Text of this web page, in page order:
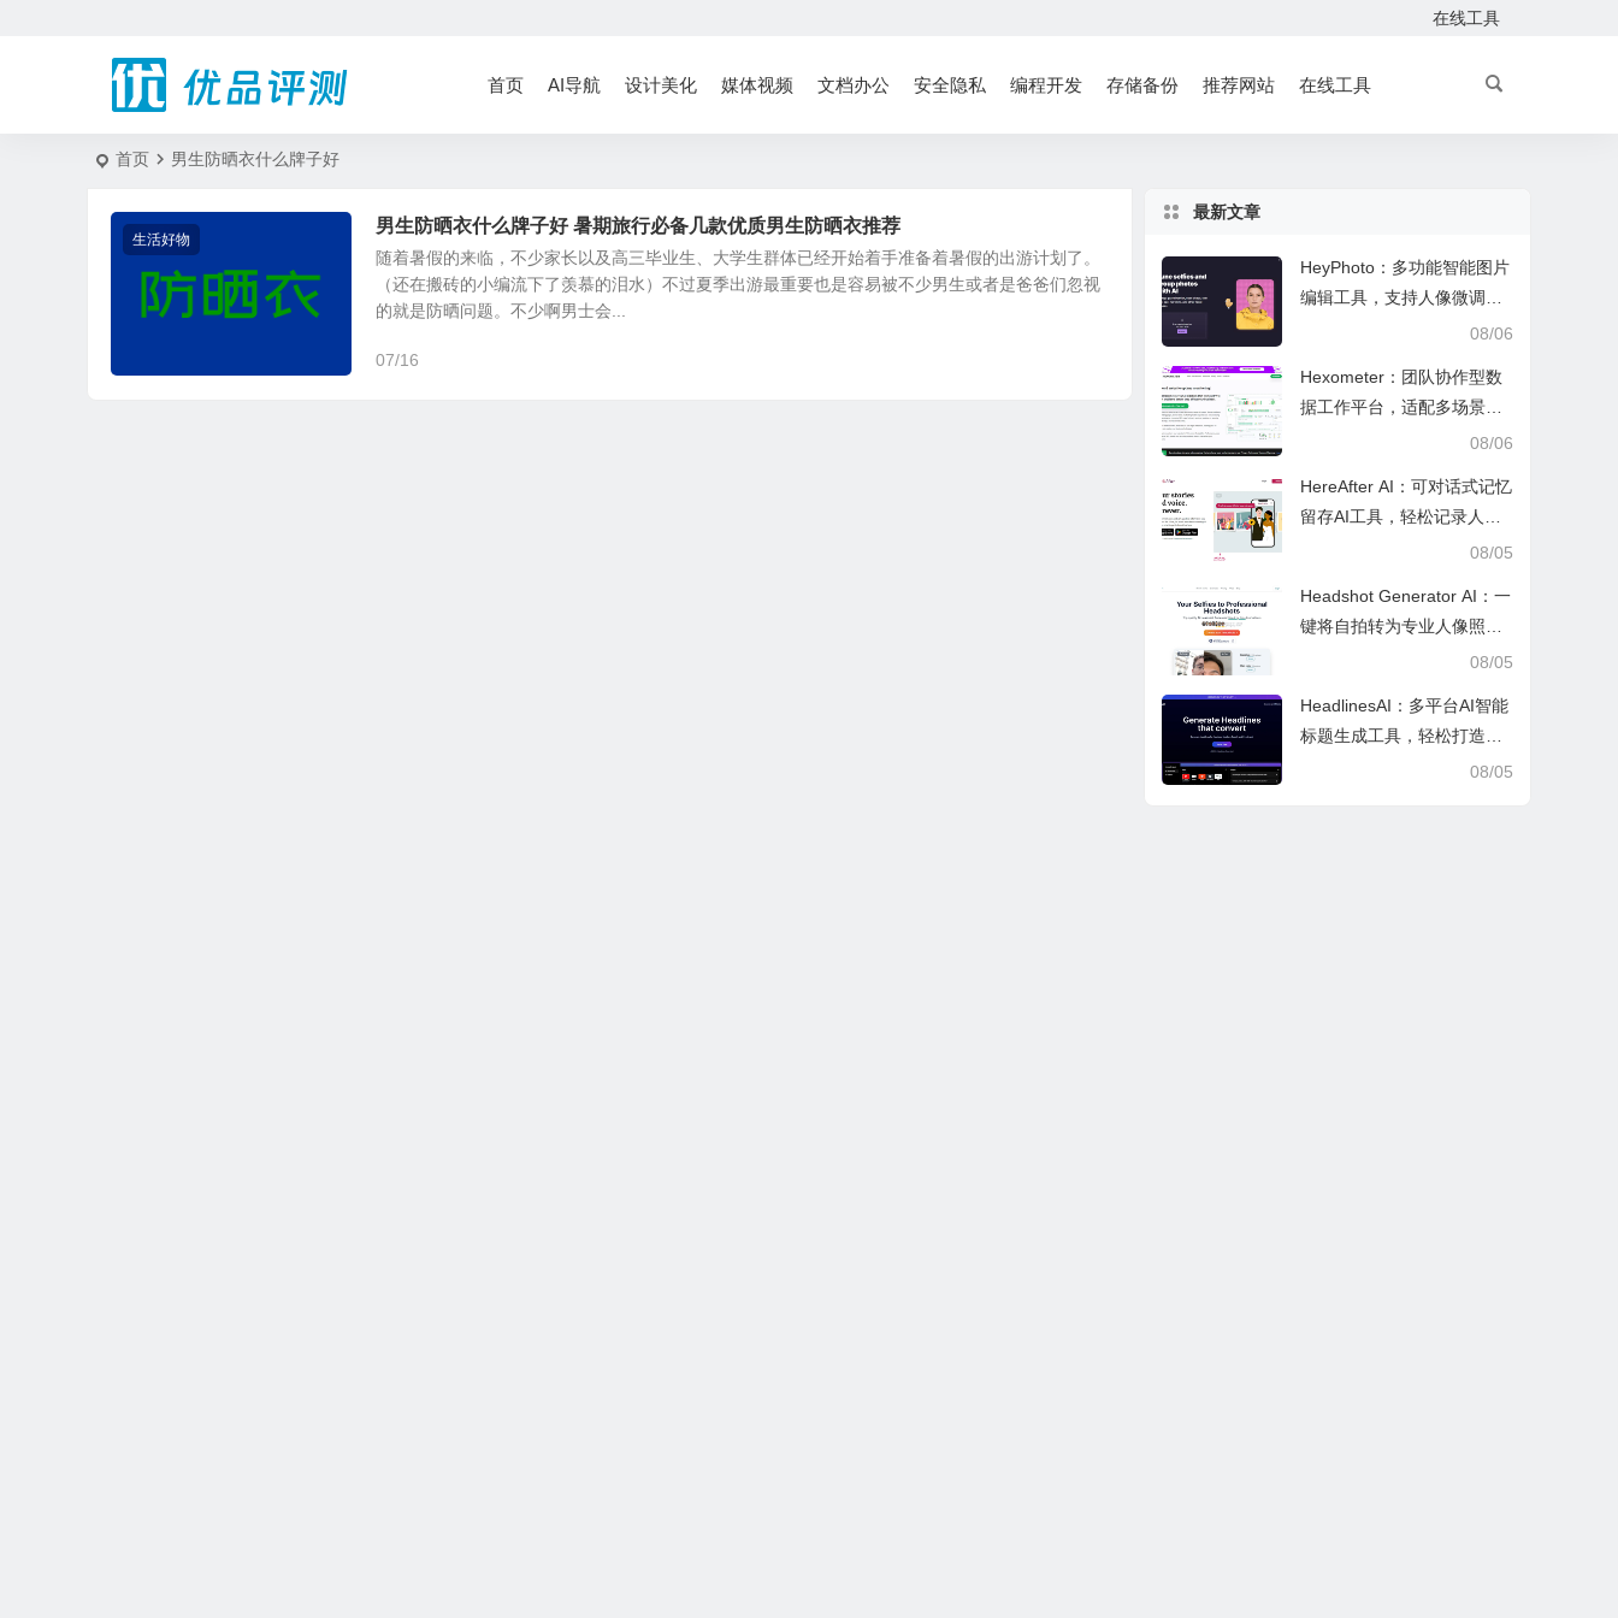
在线工具
首页 AI导航 设计美化 媒体视频 文档办公 安全隐私 编程开发 存储备份 推荐网站 在线工具
首页 男生防晒衣什么牌子好
生活好物
男生防晒衣什么牌子好 暑期旅行必备几款优质男生防晒衣推荐
随着暑假的来临，不少家长以及高三毕业生、大学生群体已经开始着手准备着暑假的出游计划了。
（还在搬砖的小编流下了羡慕的泪水）不过夏季出游最重要也是容易被不少男生或者是爸爸们忽视
的就是防晒问题。不少啊男士会...
07/16
最新文章
HeyPhoto：多功能智能图片
编辑工具，支持人像微调、
艺术创作与日常隐私防护08/06
Hexometer：团队协作型数
据工作平台，适配多场景数
据分析、高效办公与企业安
08/06
HereAfter AI：可对话式记忆
留存AI工具，轻松记录人生
08/05
Headshot Generator AI：一
键将自拍转为专业人像照，
08/05
HeadlinesAI：多平台AI智能
标题生成工具，轻松打造高
08/05